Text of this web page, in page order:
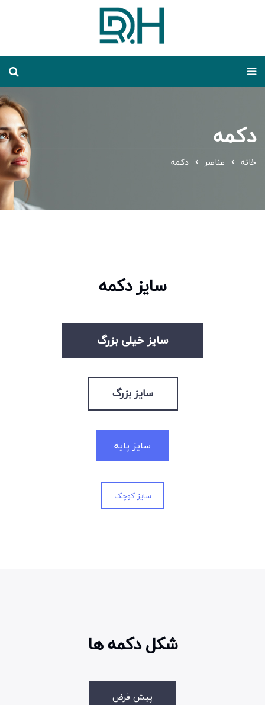
دکمه
خانه عناصر دکمه
سایز دکمه
سایز خیلی بزرگ
سایز بزرگ
سایز پایه
سایز کوچک
شکل دکمه ها
پیش فرض